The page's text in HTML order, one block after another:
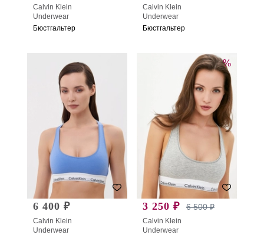
Calvin Klein
Underwear
Бюстгальтер
Calvin Klein
Underwear
Бюстгальтер
6 400 ₽
Calvin Klein
Underwear
%
3 250 ₽ 6 500 ₽
Calvin Klein
Underwear